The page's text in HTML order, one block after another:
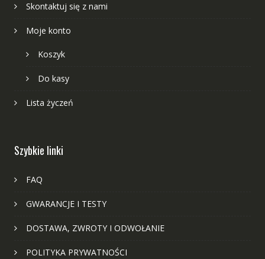
Skontaktuj się z nami
Moje konto
Koszyk
Do kasy
Lista życzeń
Szybkie linki
FAQ
GWARANCJE I TESTY
DOSTAWA, ZWROTY I ODWOŁANIE
POLITYKA PRYWATNOŚCI